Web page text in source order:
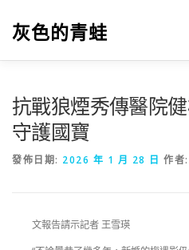
灰色的青蛙
抗戰狼煙秀傳醫院
守護國寶
發佈日期: 2026 年 1 月 28 日 作者:
文報告請示記者 王雪瑛